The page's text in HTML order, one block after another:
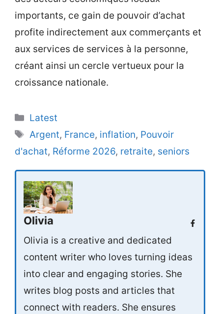
importants, ce gain de pouvoir d’achat
profite indirectement aux commerçants et
aux services de services à la personne,
créant ainsi un cercle vertueux pour la
croissance nationale.
Categories
Latest
Tags
Argent, France, inflation, Pouvoir
d'achat, Réforme 2026, retraite, seniors
Olivia
Olivia is a creative and dedicated
content writer who loves turning ideas
into clear and engaging stories. She
writes blog posts and articles that
connect with readers. She ensures